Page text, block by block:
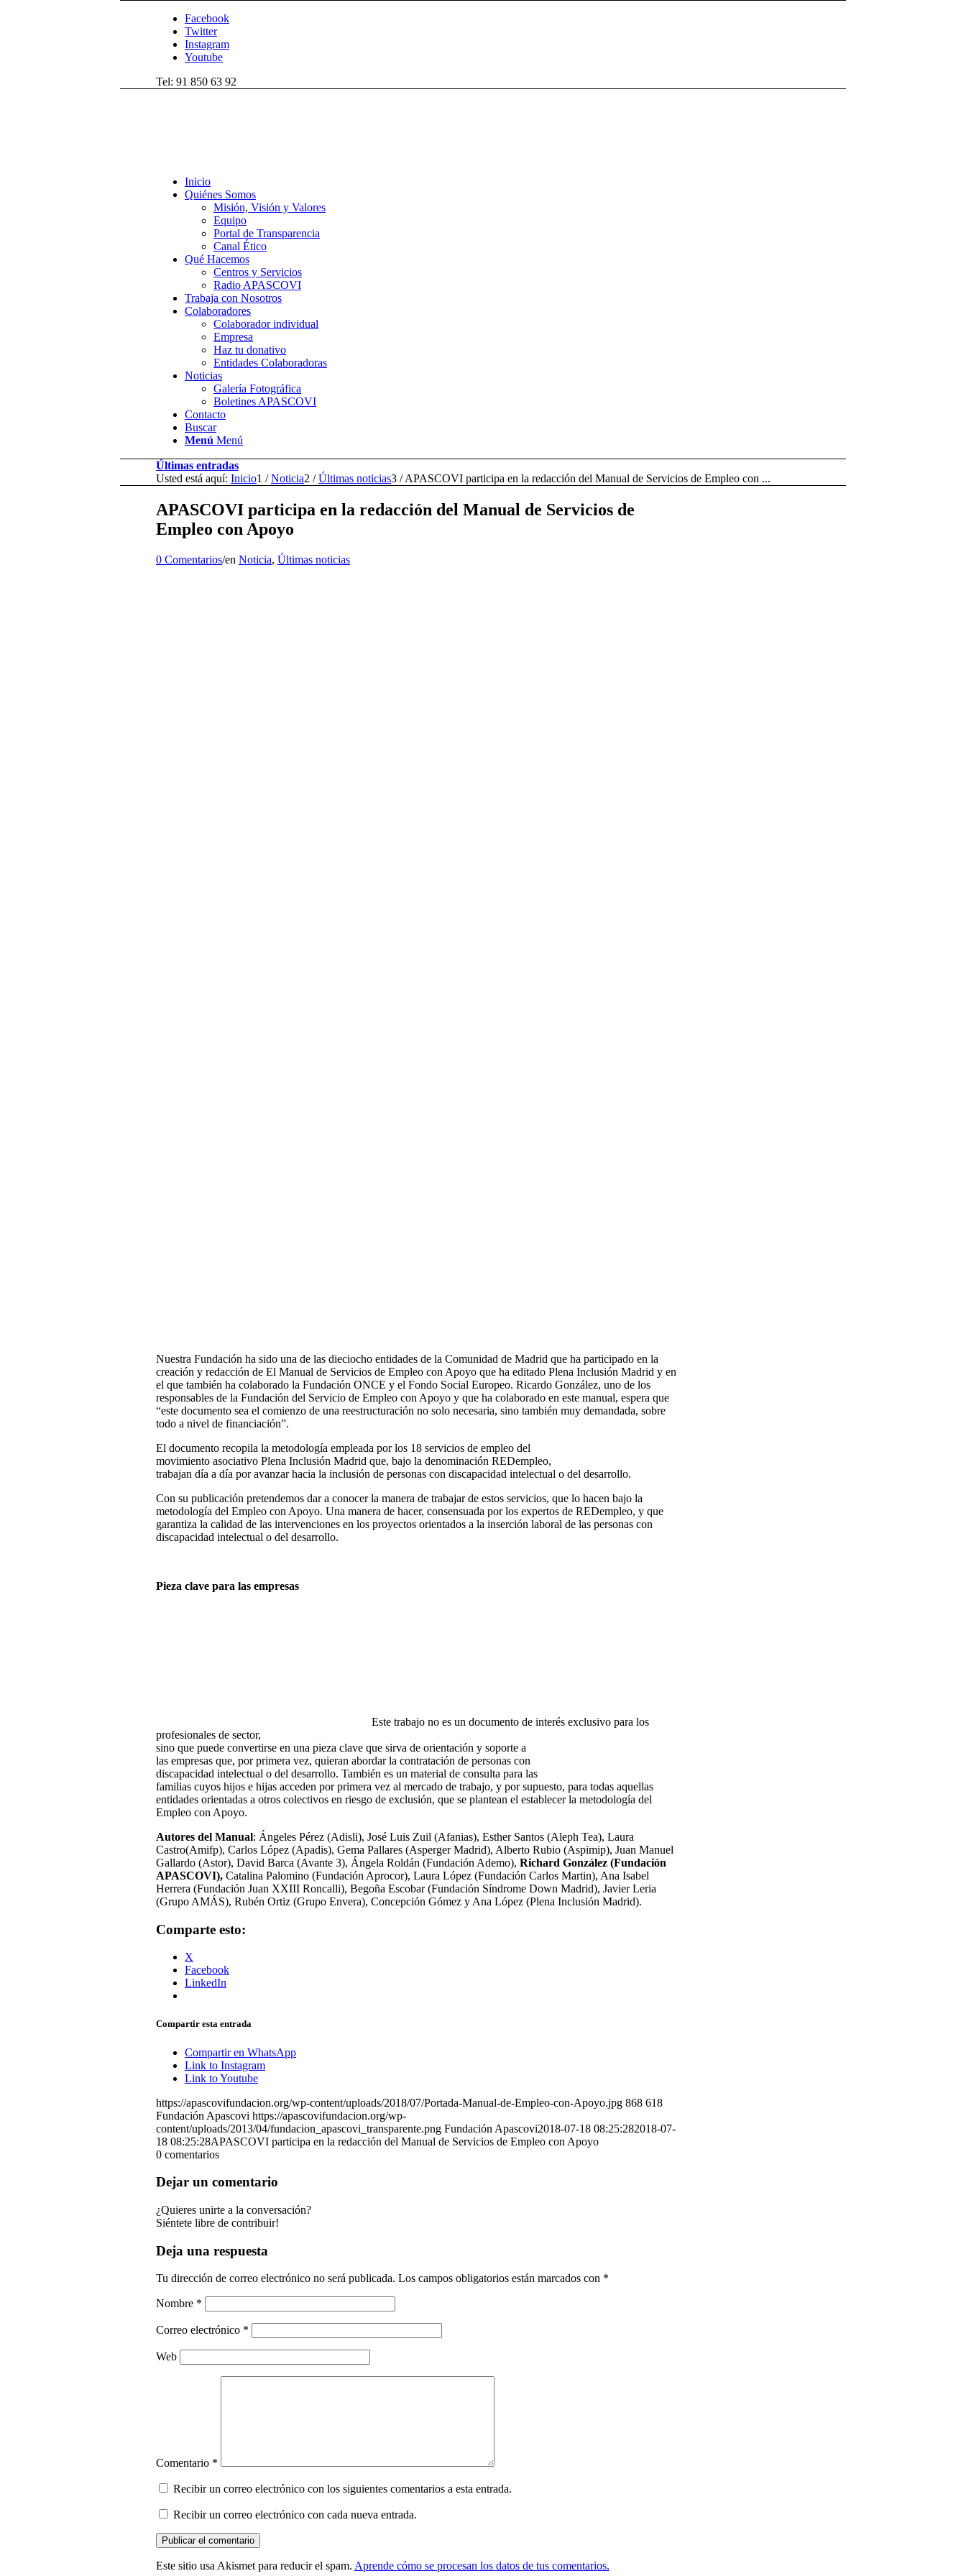
Facebook
Twitter
Instagram
Youtube
Tel: 91 850 63 92
Inicio
Quiénes Somos
Misión, Visión y Valores
Equipo
Portal de Transparencia
Canal Ético
Qué Hacemos
Centros y Servicios
Radio APASCOVI
Trabaja con Nosotros
Colaboradores
Colaborador individual
Empresa
Haz tu donativo
Entidades Colaboradoras
Noticias
Galería Fotográfica
Boletines APASCOVI
Contacto
Buscar
Menú Menú
Últimas entradas
Usted está aquí: Inicio1 / Noticia2 / Últimas noticias3 / APASCOVI participa en la redacción del Manual de Servicios de Empleo con ...
APASCOVI participa en la redacción del Manual de Servicios de
Empleo con Apoyo
0 Comentarios/en Noticia, Últimas noticias
Nuestra Fundación ha sido una de las dieciocho entidades de la Comunidad de Madrid que ha participado en la
creación y redacción de El Manual de Servicios de Empleo con Apoyo que ha editado Plena Inclusión Madrid y en
el que también ha colaborado la Fundación ONCE y el Fondo Social Europeo. Ricardo González, uno de los
responsables de la Fundación del Servicio de Empleo con Apoyo y que ha colaborado en este manual, espera que
“este documento sea el comienzo de una reestructuración no solo necesaria, sino también muy demandada, sobre
todo a nivel de financiación”.
El documento recopila la metodología empleada por los 18 servicios de empleo del
movimiento asociativo Plena Inclusión Madrid que, bajo la denominación REDempleo,
trabajan día a día por avanzar hacia la inclusión de personas con discapacidad intelectual o del desarrollo.
Con su publicación pretendemos dar a conocer la manera de trabajar de estos servicios, que lo hacen bajo la
metodología del Empleo con Apoyo. Una manera de hacer, consensuada por los expertos de REDempleo, y que
garantiza la calidad de las intervenciones en los proyectos orientados a la inserción laboral de las personas con
discapacidad intelectual o del desarrollo.
Pieza clave para las empresas
Este trabajo no es un documento de interés exclusivo para los
profesionales de sector,
sino que puede convertirse en una pieza clave que sirva de orientación y soporte a
las empresas que, por primera vez, quieran abordar la contratación de personas con
discapacidad intelectual o del desarrollo. También es un material de consulta para las
familias cuyos hijos e hijas acceden por primera vez al mercado de trabajo, y por supuesto, para todas aquellas
entidades orientadas a otros colectivos en riesgo de exclusión, que se plantean el establecer la metodología del
Empleo con Apoyo.
Autores del Manual: Ángeles Pérez (Adisli), José Luis Zuil (Afanias), Esther Santos (Aleph Tea), Laura
Castro(Amifp), Carlos López (Apadis), Gema Pallares (Asperger Madrid), Alberto Rubio (Aspimip), Juan Manuel
Gallardo (Astor), David Barca (Avante 3), Ángela Roldán (Fundación Ademo), Richard González (Fundación
APASCOVI), Catalina Palomino (Fundación Aprocor), Laura López (Fundación Carlos Martin), Ana Isabel
Herrera (Fundación Juan XXIII Roncalli), Begoña Escobar (Fundación Síndrome Down Madrid), Javier Leria
(Grupo AMÁS), Rubén Ortiz (Grupo Envera), Concepción Gómez y Ana López (Plena Inclusión Madrid).
Comparte esto:
X
Facebook
LinkedIn
Compartir esta entrada
Compartir en WhatsApp
Link to Instagram
Link to Youtube
https://apascovifundacion.org/wp-content/uploads/2018/07/Portada-Manual-de-Empleo-con-Apoyo.jpg 868 618
Fundación Apascovi https://apascovifundacion.org/wp-
content/uploads/2013/04/fundacion_apascovi_transparente.png Fundación Apascovi2018-07-18 08:25:282018-07-
18 08:25:28APASCOVI participa en la redacción del Manual de Servicios de Empleo con Apoyo
0 comentarios
Dejar un comentario
¿Quieres unirte a la conversación?
Siéntete libre de contribuir!
Deja una respuesta
Tu dirección de correo electrónico no será publicada. Los campos obligatorios están marcados con *
Nombre *
Correo electrónico *
Web
Comentario *
Recibir un correo electrónico con los siguientes comentarios a esta entrada.
Recibir un correo electrónico con cada nueva entrada.
Este sitio usa Akismet para reducir el spam. Aprende cómo se procesan los datos de tus comentarios.